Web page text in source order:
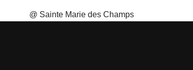
@ Sainte Marie des Champs